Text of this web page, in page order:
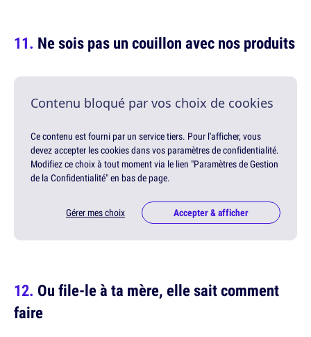
Ne sois pas un couillon avec nos produits
Contenu bloqué par vos choix de cookies
Ce contenu est fourni par un service tiers. Pour l'afficher, vous
devez accepter les cookies dans vos paramètres de confidentialité.
Modifiez ce choix à tout moment via le lien "Paramètres de Gestion
de la Confidentialité" en bas de page.
Gérer mes choix Accepter & afficher
Ou file-le à ta mère, elle sait comment
faire